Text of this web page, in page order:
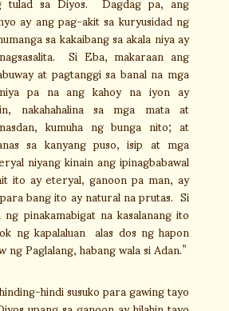
ay ang pag-akit sa kuryusidad ng
sa kakaibang sa akala niya ay
Si Eba, makaraan ang
at pagtanggi sa banal na mga
pa na ang kahoy na iyon ay
nakahahalina sa mga mata at
kumuha ng bunga nito; at
sa kanyang puso, isip at mga
niyang kinain ang ipinagbabawal
ito ay eteryal, ganoon pa man, ay
bang ito ay natural na prutas. Si
pinakamabigat na kasalanang ito
ng kapalaluan alas dos ng hapon
Paglalang, habang wala si Adan.”
hindi susuko para gawing tayo